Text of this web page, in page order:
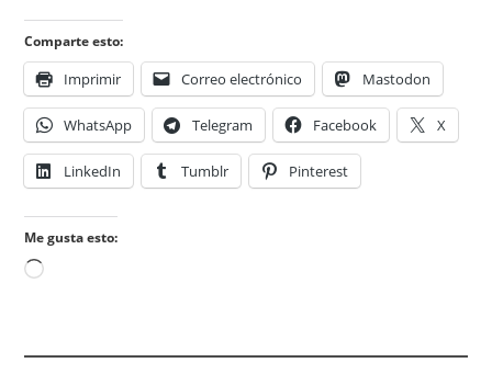
Comparte esto:
Imprimir Correo electrónico Mastodon
WhatsApp Telegram Facebook X
LinkedIn Tumblr Pinterest
Me gusta esto:
Cargando...